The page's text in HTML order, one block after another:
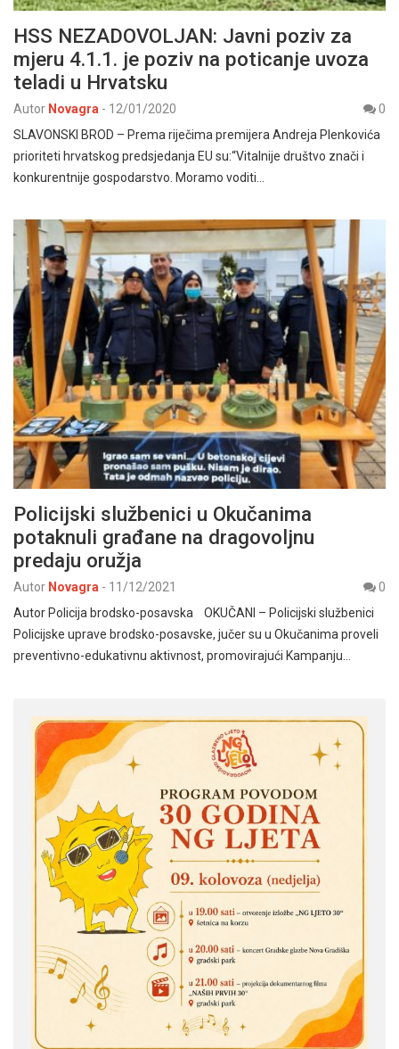
HSS NEZADOVOLJAN: Javni poziv za
mjeru 4.1.1. je poziv na poticanje uvoza
teladi u Hrvatsku
Autor Novagra - 12/01/2020
0
SLAVONSKI BROD – Prema riječima premijera Andreja Plenkovića
prioriteti hrvatskog predsjedanja EU su:“Vitalnije društvo znači i
konkurentnije gospodarstvo. Moramo voditi…
Policijski službenici u Okučanima
potaknuli građane na dragovoljnu
predaju oružja
Autor Novagra - 11/12/2021
0
Autor Policija brodsko-posavska OKUČANI – Policijski službenici
Policijske uprave brodsko-posavske, jučer su u Okučanima proveli
preventivno-edukativnu aktivnost, promovirajući Kampanju…